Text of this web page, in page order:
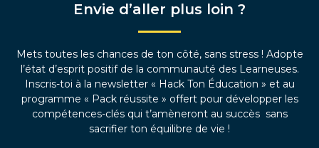
Envie d’aller plus loin ?
Mets toutes les chances de ton côté, sans stress ! Adopte
l’état d’esprit positif de la communauté des Learneuses.
Inscris-toi à la newsletter « Hack Ton Éducation » et au
programme « Pack réussite » offert pour développer les
compétences-clés qui t’amèneront au succès sans
sacrifier ton équilibre de vie !